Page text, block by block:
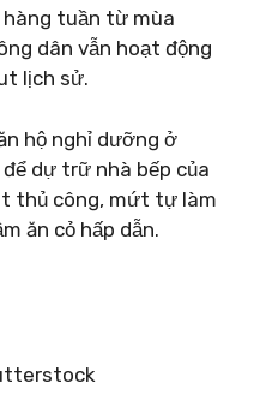
hàng tuần từ mùa
dân vẫn hoạt động
lịch sử.
hộ nghỉ dưỡng ở
dự trữ nhà bếp của
thủ công, mứt tự làm
ăn cỏ hấp dẫn.